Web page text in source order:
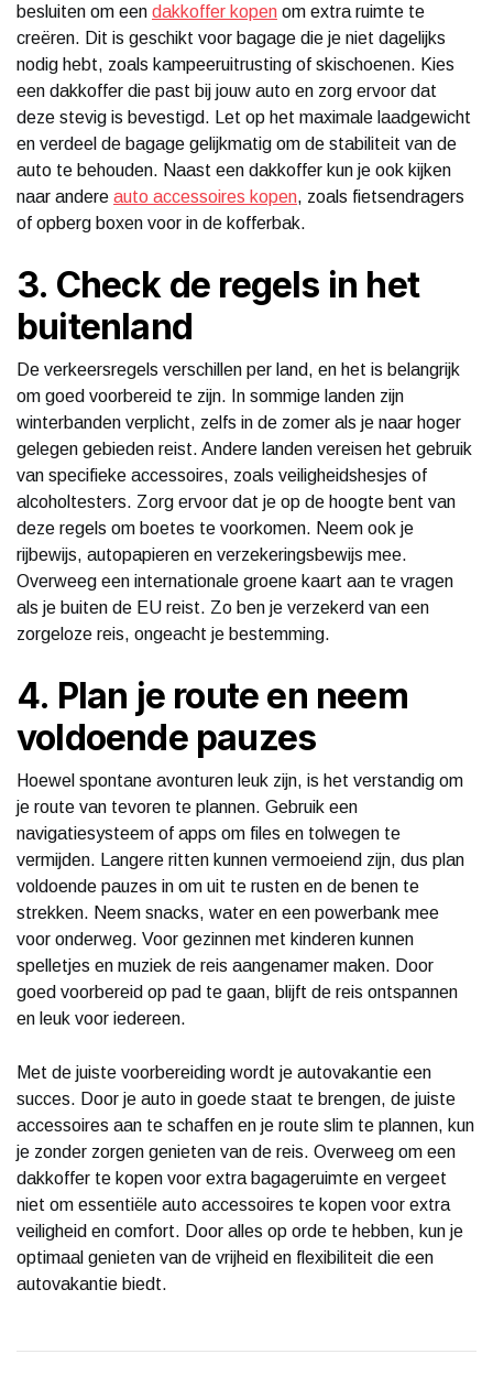
besluiten om een dakkoffer kopen om extra ruimte te
creëren. Dit is geschikt voor bagage die je niet dagelijks
nodig hebt, zoals kampeeruitrusting of skischoenen. Kies
een dakkoffer die past bij jouw auto en zorg ervoor dat
deze stevig is bevestigd. Let op het maximale laadgewicht
en verdeel de bagage gelijkmatig om de stabiliteit van de
auto te behouden. Naast een dakkoffer kun je ook kijken
naar andere auto accessoires kopen, zoals fietsendragers
of opberg boxen voor in de kofferbak.
3. Check de regels in het
buitenland
De verkeersregels verschillen per land, en het is belangrijk
om goed voorbereid te zijn. In sommige landen zijn
winterbanden verplicht, zelfs in de zomer als je naar hoger
gelegen gebieden reist. Andere landen vereisen het gebruik
van specifieke accessoires, zoals veiligheidshesjes of
alcoholtesters. Zorg ervoor dat je op de hoogte bent van
deze regels om boetes te voorkomen. Neem ook je
rijbewijs, autopapieren en verzekeringsbewijs mee.
Overweeg een internationale groene kaart aan te vragen
als je buiten de EU reist. Zo ben je verzekerd van een
zorgeloze reis, ongeacht je bestemming.
4. Plan je route en neem
voldoende pauzes
Hoewel spontane avonturen leuk zijn, is het verstandig om
je route van tevoren te plannen. Gebruik een
navigatiesysteem of apps om files en tolwegen te
vermijden. Langere ritten kunnen vermoeiend zijn, dus plan
voldoende pauzes in om uit te rusten en de benen te
strekken. Neem snacks, water en een powerbank mee
voor onderweg. Voor gezinnen met kinderen kunnen
spelletjes en muziek de reis aangenamer maken. Door
goed voorbereid op pad te gaan, blijft de reis ontspannen
en leuk voor iedereen.
Met de juiste voorbereiding wordt je autovakantie een
succes. Door je auto in goede staat te brengen, de juiste
accessoires aan te schaffen en je route slim te plannen, kun
je zonder zorgen genieten van de reis. Overweeg om een
dakkoffer te kopen voor extra bagageruimte en vergeet
niet om essentiële auto accessoires te kopen voor extra
veiligheid en comfort. Door alles op orde te hebben, kun je
optimaal genieten van de vrijheid en flexibiliteit die een
autovakantie biedt.